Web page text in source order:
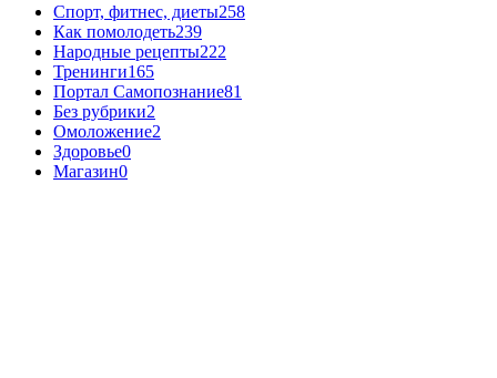
Спорт, фитнес, диеты258
Как помолодеть239
Народные рецепты222
Тренинги165
Портал Самопознание81
Без рубрики2
Омоложение2
Здоровье0
Магазин0